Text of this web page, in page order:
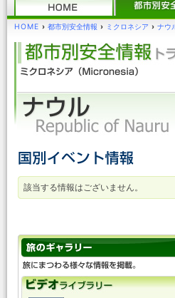
HOME › 都市別安全情報 › ミクロネシア › ナウ
該当する情報はございません。